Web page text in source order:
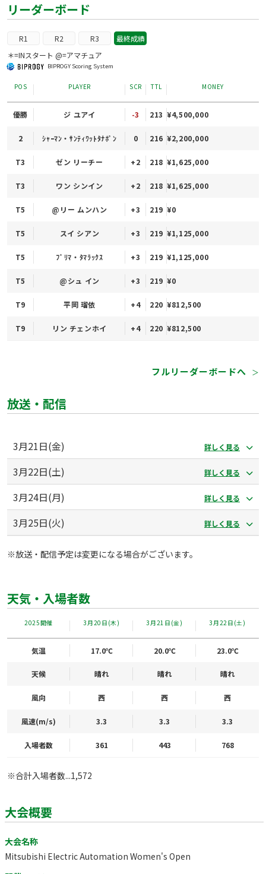
リーダーボード
R1 R2 R3 最終成績
BIPROGY Scoring System
＊=INスタート @=アマチュア
POS PLAYER SCR TTL MONEY
優勝 ジ ユアイ -3 213 ¥4,500,000
2 ｼｬｰﾏﾝ・ｻﾝﾃｨﾜｯﾄﾀﾅﾎﾟﾝ 0 216 ¥2,200,000
T3 ゼン リーチー +2 218 ¥1,625,000
T3 ワン シンイン +2 218 ¥1,625,000
T5 @リー ムンハン +3 219 ¥0
T5 スイ シアン +3 219 ¥1,125,000
T5 ﾌﾟﾘﾏ・ﾀﾏﾗｯｸｽ +3 219 ¥1,125,000
T5 @シュ イン +3 219 ¥0
T9 平岡 瑠依 +4 220 ¥812,500
T9 リン チェンホイ +4 220 ¥812,500
フルリーダーボードへ ＞
放送・配信
3月21日(金) 詳しく見る
3月22日(土) 詳しく見る
3月24日(月) 詳しく見る
3月25日(火) 詳しく見る
※放送・配信予定は変更になる場合がございます。
天気・入場者数
2025開催 3月20日(木) 3月21日(金) 3月22日(土)
気温 17.0℃ 20.0℃ 23.0℃
天候 晴れ 晴れ 晴れ
風向 西 西 西
風速(m/s) 3.3 3.3 3.3
入場者数 361 443 768
※合計入場者数...1,572
大会概要
大会名称
Mitsubishi Electric Automation Women's Open